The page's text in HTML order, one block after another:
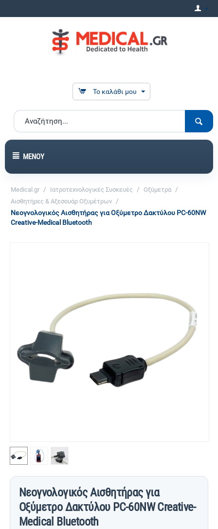
Το καλάθι μου
ΜΕΝΟΎ
Medical.gr / Ιατροτεχνολογικές Συσκευές / Οξύμετρα /
Αισθητήρες & Αξεσουάρ Οξυμέτρων /
Νεογνολογικός Αισθητήρας για Οξύμετρο Δακτύλου PC-60NW
Creative-Medical Bluetooth
Νεογνολογικός Αισθητήρας για
Οξύμετρο Δακτύλου PC-60NW Creative-
Medical Bluetooth